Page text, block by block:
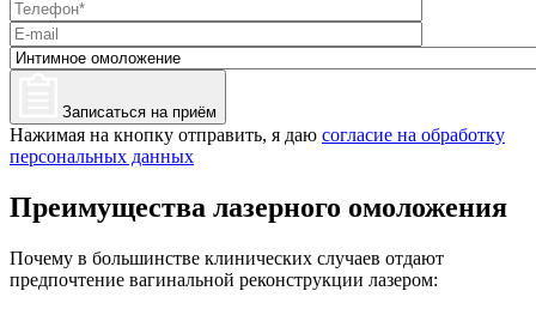
Записаться на приём
Нажимая на кнопку отправить, я даю согласие на обработку
персональных данных
Преимущества лазерного омоложения
Почему в большинстве клинических случаев отдают
предпочтение вагинальной реконструкции лазером: